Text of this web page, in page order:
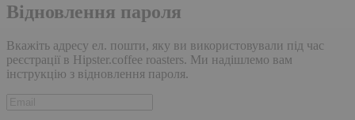
Відновлення пароля
Вкажіть адресу ел. пошти, яку ви використовували під час
реєстрації в Hipster.coffee roasters. Ми надішлемо вам
інструкцію з відновлення пароля.